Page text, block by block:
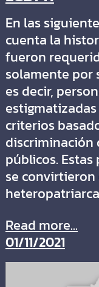
En las
cuenta la
fueron
solamente por
es decir,
criterios
discriminación
públicos.
se
Read more...
01/11/2021